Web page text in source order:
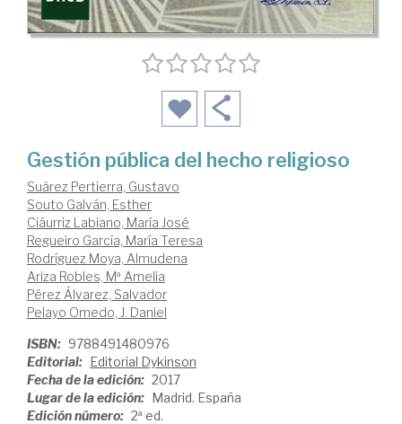
Gestión pública del hecho religioso
Suárez Pertierra, Gustavo
Souto Galván, Esther
Ciáurriz Labiano, María José
Regueiro García, María Teresa
Rodríguez Moya, Almudena
Ariza Robles, Mª Amelia
Pérez Álvarez, Salvador
Pelayo Omedo, J. Daniel
ISBN: 9788491480976
Editorial: Editorial Dykinson
Fecha de la edición: 2017
Lugar de la edición: Madrid. España
Edición número: 2ª ed.